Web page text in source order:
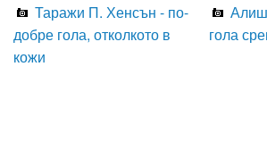
Таражи П. Хенсън - по-
добре гола, отколкото в
кожи
гола